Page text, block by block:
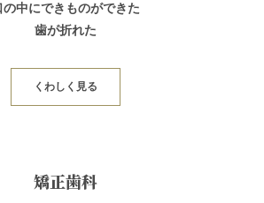
の中にできものができた
歯が折れた
くわしく見る
矯正歯科